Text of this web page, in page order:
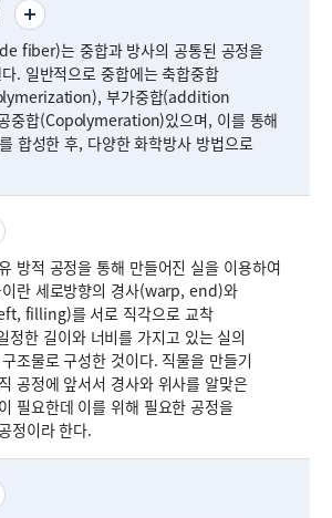
fiber)는 중합과 방사의 공통된 공정을
. 일반적으로 중합에는 축합중합
부가중합(addition
합(Copolymeration)있으며, 이를 통해
합성한 후, 다양한 화학방사 방법으로
방적 공정을 통해 만들어진 실을 이용하여
이란 세로방향의 경사(warp, end)와
filling)를 서로 직각으로 교착
한 길이와 너비를 가지고 있는 실의
조물로 구성한 것이다. 직물을 만들기
공정에 앞서서 경사와 위사를 알맞은
필요한데 이를 위해 필요한 공정을
정이라 한다.